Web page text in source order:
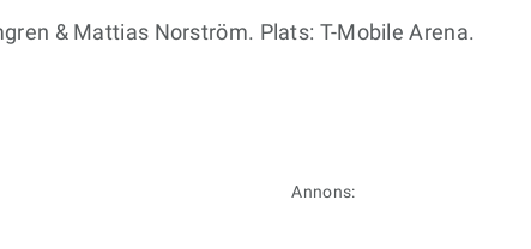
& Mattias Norström. Plats: T-Mobile Arena.
Annons: